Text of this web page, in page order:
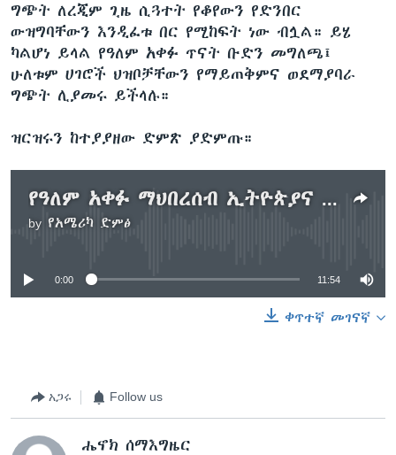
ግጭት ለረጂም ጊዜ ሲጓተት የቆየውን የድንበር
ውዝግባቸውን እንዲፈቱ በር የሚከፍት ነው ብሏል። ይሄ
ካልሆነ ይላል የዓለም አቀፉ ጥናት ቡድን መግለጫ፤
ሁለቱም ሀገሮች ህዝቦቻቸውን የማይጠቅምና ወደማያባራ
ግጭት ሊያመሩ ይችላሉ።
ዝርዝሩን ከተያያዘው ድምጽ ያድምጡ።
የዓለም አቀፉ ማህበረሰብ ኢትዮጵያና ኤርትራ የፖለቲካ መፍትሄ ያብጁ ሲል፤ ኢትዮጵያ ተቀብላለች ኤርትራ “ማውገዝ” እንጂ “ታቀቡ” ተገቢ አይደለም ብላለች
by የአሜሪካ ድምፅ
No media source currently available
0:00 11:54
ቀጥተኛ መገናኛ
አጋሩ Follow us
ሔኖክ ሰማእግዜር